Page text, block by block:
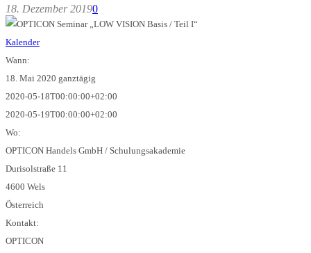
18. Dezember 20190
Kalender
Wann:
18. Mai 2020 ganztägig
2020-05-18T00:00:00+02:00
2020-05-19T00:00:00+02:00
Wo:
OPTICON Handels GmbH / Schulungsakademie
Durisolstraße 11
4600 Wels
Österreich
Kontakt:
OPTICON